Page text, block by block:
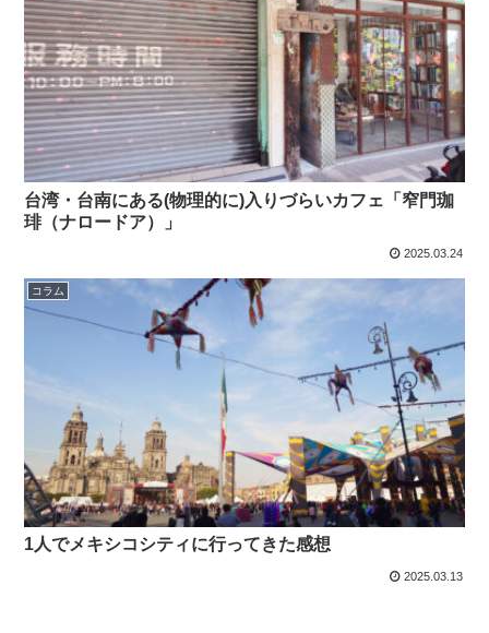
台湾・台南にある(物理的に)入りづらいカフェ「窄門珈
琲（ナロードア）」
2025.03.24
コラム
1人でメキシコシティに行ってきた感想
2025.03.13